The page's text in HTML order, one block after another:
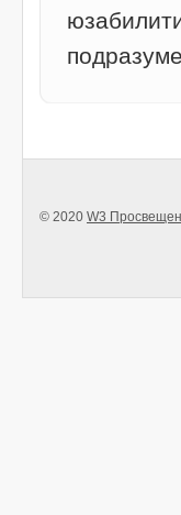
© 2020 W3